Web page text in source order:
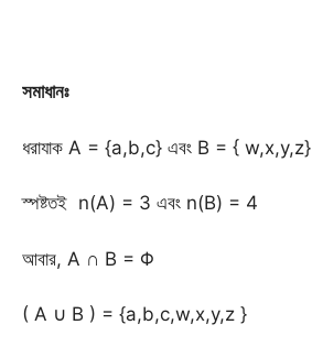
সমাধানঃ
ধরাযাক A = {a,b,c} এবং B = { w,x,y,z}
স্পষ্টতই n(A) = 3 এবং n(B) = 4
আবার, A ∩ B = Φ
( A ∪ B ) = {a,b,c,w,x,y,z }